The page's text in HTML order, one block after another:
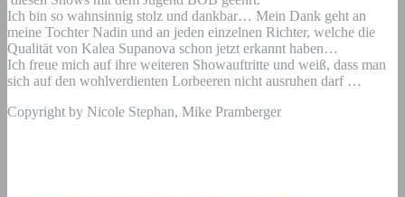
Ich bin so wahnsinnig stolz und dankbar… Mein Dank geht an
meine Tochter Nadin und an jeden einzelnen Richter, welche die
Qualität von Kalea Supanova schon jetzt erkannt haben…
Ich freue mich auf ihre weiteren Showauftritte und weiß, dass man
sich auf den wohlverdienten Lorbeeren nicht ausruhen darf …
Copyright by Nicole Stephan, Mike Pramberger